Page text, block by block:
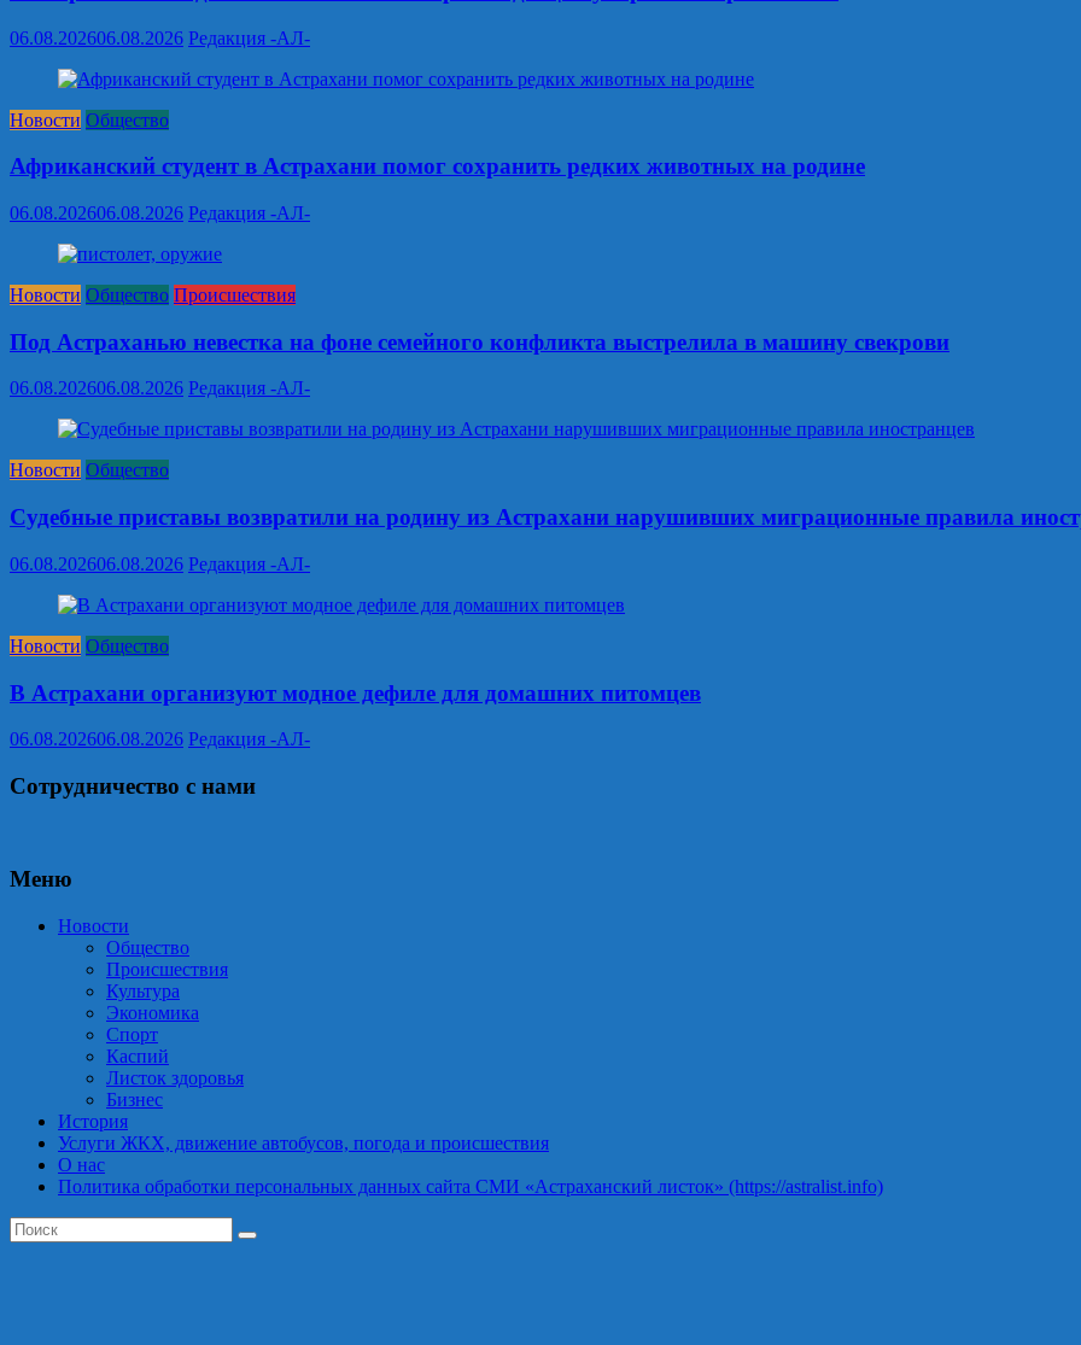
06.08.202606.08.2026 Редакция -АЛ-
Новости Общество
Африканский студент в Астрахани помог сохранить редких животных на родине
06.08.202606.08.2026 Редакция -АЛ-
Новости Общество Происшествия
Под Астраханью невестка на фоне семейного конфликта выстрелила в машину свекрови
06.08.202606.08.2026 Редакция -АЛ-
Новости Общество
Судебные приставы возвратили на родину из Астрахани нарушивших миграционные правила
06.08.202606.08.2026 Редакция -АЛ-
Новости Общество
В Астрахани организуют модное дефиле для домашних питомцев
06.08.202606.08.2026 Редакция -АЛ-
Сотрудничество с нами
Меню
Новости
Общество
Происшествия
Культура
Экономика
Спорт
Каспий
Листок здоровья
Бизнес
История
Услуги ЖКХ, движение автобусов, погода и происшествия
О нас
Политика обработки персональных данных сайта СМИ «Астраханский листок» (https://astralist.info)